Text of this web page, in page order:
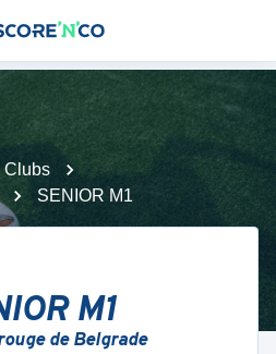
Clubs
SENIOR M1
M1
de Belgrade